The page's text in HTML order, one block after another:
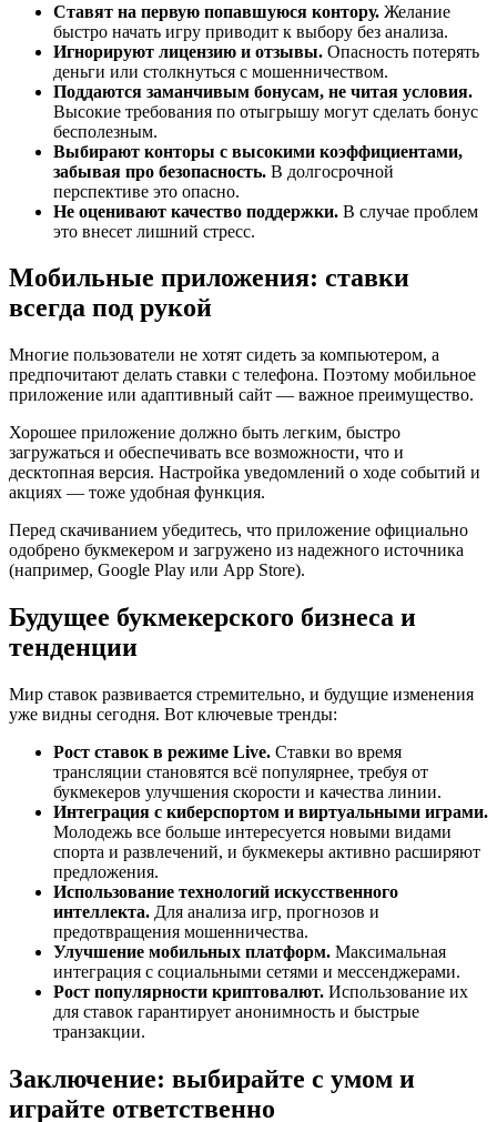
Ставят на первую попавшуюся контору. Желание
быстро начать игру приводит к выбору без анализа.
Игнорируют лицензию и отзывы. Опасность потерять
деньги или столкнуться с мошенничеством.
Поддаются заманчивым бонусам, не читая условия.
Высокие требования по отыгрышу могут сделать бонус
бесполезным.
Выбирают конторы с высокими коэффициентами,
забывая про безопасность. В долгосрочной
перспективе это опасно.
Не оценивают качество поддержки. В случае проблем
это внесет лишний стресс.
Мобильные приложения: ставки
всегда под рукой
Многие пользователи не хотят сидеть за компьютером, а
предпочитают делать ставки с телефона. Поэтому мобильное
приложение или адаптивный сайт — важное преимущество.
Хорошее приложение должно быть легким, быстро
загружаться и обеспечивать все возможности, что и
десктопная версия. Настройка уведомлений о ходе событий и
акциях — тоже удобная функция.
Перед скачиванием убедитесь, что приложение официально
одобрено букмекером и загружено из надежного источника
(например, Google Play или App Store).
Будущее букмекерского бизнеса и
тенденции
Мир ставок развивается стремительно, и будущие изменения
уже видны сегодня. Вот ключевые тренды:
Рост ставок в режиме Live. Ставки во время
трансляции становятся всё популярнее, требуя от
букмекеров улучшения скорости и качества линии.
Интеграция с киберспортом и виртуальными играми.
Молодежь все больше интересуется новыми видами
спорта и развлечений, и букмекеры активно расширяют
предложения.
Использование технологий искусственного
интеллекта. Для анализа игр, прогнозов и
предотвращения мошенничества.
Улучшение мобильных платформ. Максимальная
интеграция с социальными сетями и мессенджерами.
Рост популярности криптовалют. Использование их
для ставок гарантирует анонимность и быстрые
транзакции.
Заключение: выбирайте с умом и
играйте ответственно